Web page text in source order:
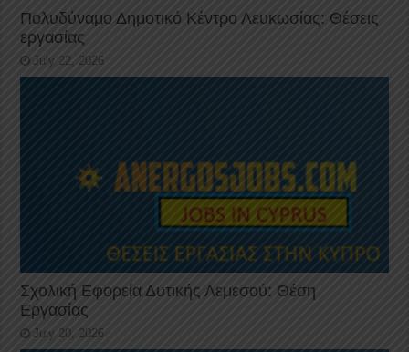
Πολυδύναμο Δημοτικό Κέντρο Λευκωσίας: Θέσεις
εργασίας
July 22, 2026
Σχολική Εφορεία Δυτικής Λεμεσού: Θέση
Εργασίας
July 20, 2026